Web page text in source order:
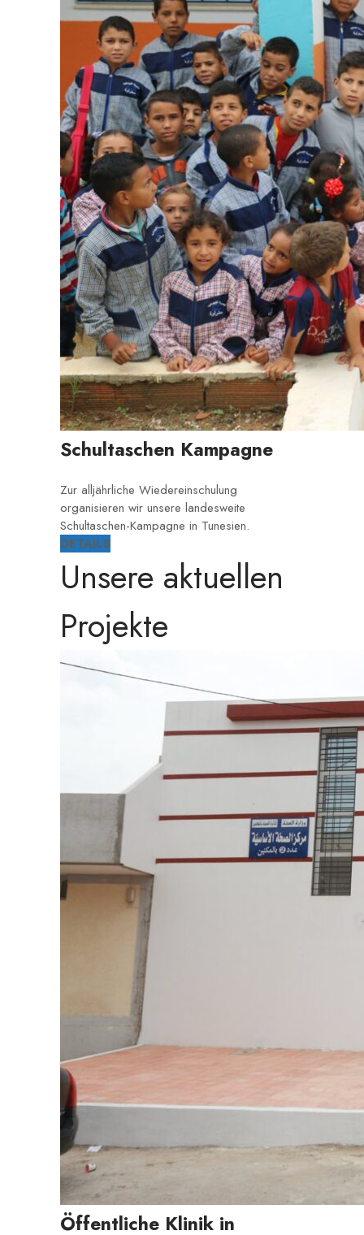
Schultaschen Kampagne
Zur alljährliche Wiedereinschulung
organisieren wir unsere landesweite
Schultaschen-Kampagne in Tunesien.
DETAILS
Unsere aktuellen
Projekte
Öffentliche Klinik in